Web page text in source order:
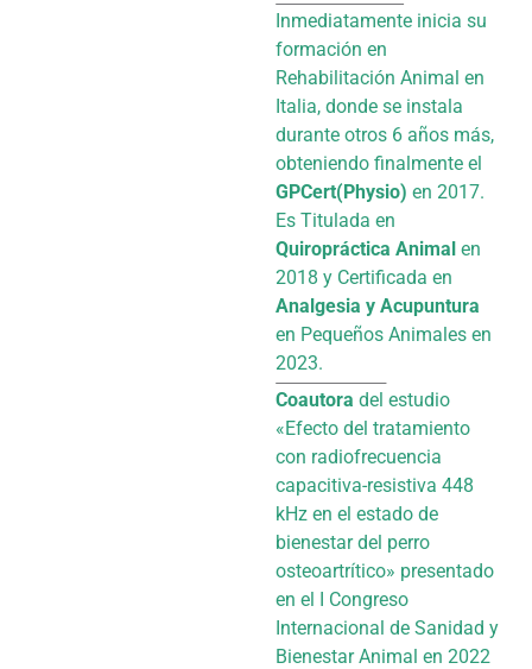
Inmediatamente inicia su
formación en
Rehabilitación Animal en
Italia, donde se instala
durante otros 6 años más,
obteniendo finalmente el
GPCert(Physio) en 2017.
Es Titulada en
Quiropráctica Animal en
2018 y Certificada en
Analgesia y Acupuntura
en Pequeños Animales en
2023.
Coautora del estudio
«Efecto del tratamiento
con radiofrecuencia
capacitiva-resistiva 448
kHz en el estado de
bienestar del perro
osteoartrítico» presentado
en el I Congreso
Internacional de Sanidad y
Bienestar Animal en 2022